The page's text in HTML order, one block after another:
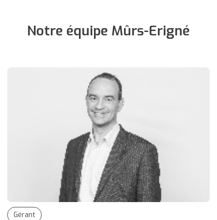
Notre équipe Mûrs-Erigné
Gérant